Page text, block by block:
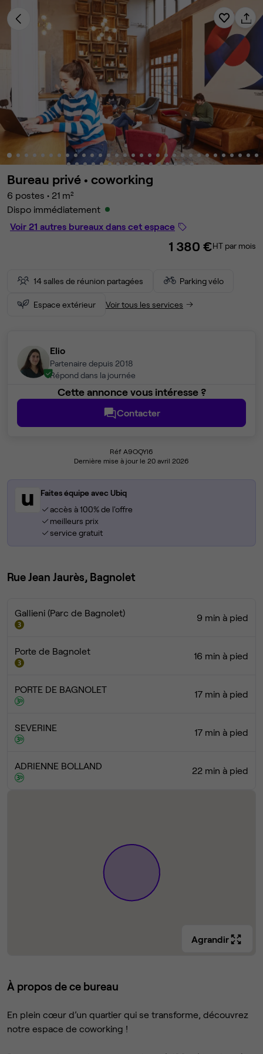
Bureau privé • coworking
6 postes • 21 m²
Dispo immédiatement
Voir 21 autres bureaux dans cet espace
1 380 €HT par mois
14 salles de réunion partagées Parking vélo
Espace extérieur Voir tous les services
Elio
Partenaire depuis 2018
Répond dans la journée
Cette annonce vous intéresse ?
Contacter
Réf A9OQYI6
Dernière mise à jour le 20 avril 2026
Faites équipe avec Ubiq
accès à 100% de l'offre
meilleurs prix
service gratuit
Rue Jean Jaurès, Bagnolet
Gallieni (Parc de Bagnolet) 9 min à pied
Porte de Bagnolet 16 min à pied
PORTE DE BAGNOLET 17 min à pied
SEVERINE 17 min à pied
ADRIENNE BOLLAND 22 min à pied
Agrandir
À propos de ce bureau
En plein cœur d’un quartier qui se transforme, découvrez
notre espace de coworking !